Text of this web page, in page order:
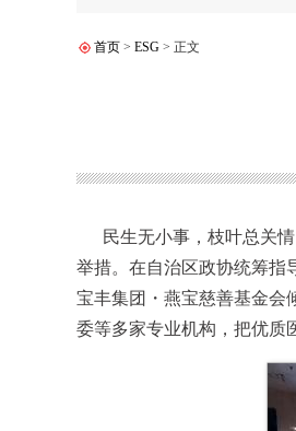
首页> ESG> 正文
民生无小事，枝叶总关
举措。在自治区政协统筹指
宝丰集团・燕宝慈善基金会
委等多家专业机构，把优质